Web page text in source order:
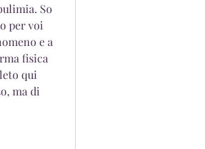
So
per voi
e a
fisica
qui
ma di